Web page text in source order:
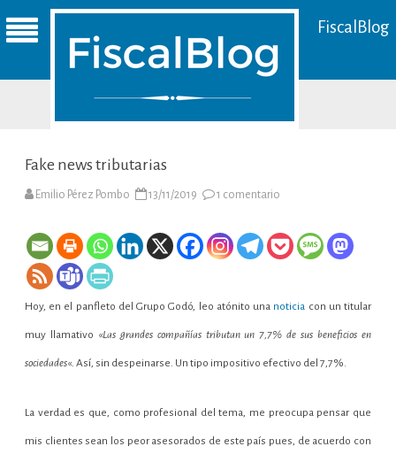
FiscalBlog
Fake news tributarias
Emilio Pérez Pombo 13/11/2019 1 comentario
tributarias
Hoy, en el panfleto del Grupo Godó, leo atónito una noticia con un titular
muy llamativo «Las grandes compañías tributan un 7,7% de sus beneficios en
sociedades«. Así, sin despeinarse. Un tipo impositivo efectivo del 7,7%.
La verdad es que, como profesional del tema, me preocupa pensar que
mis clientes sean los peor asesorados de este país pues, de acuerdo con